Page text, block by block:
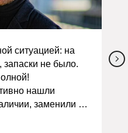
ситуацией: на
запаски не было.
нашли
заменили и
Всё заняло